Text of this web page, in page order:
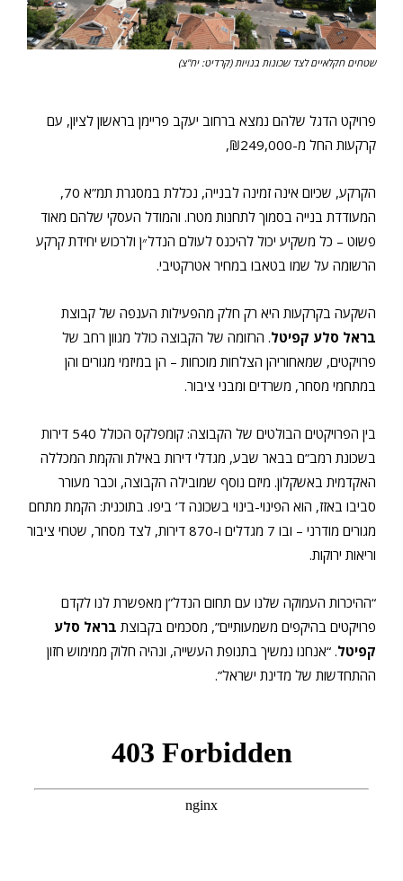
שטחים חקלאיים לצד שכונות בנויות (קרדיט: יח"צ)
פרויקט הדגל שלהם נמצא ברחוב יעקב פריימן בראשון לציון, עם
קרקעות החל מ-₪249,000,
הקרקע, שכיום אינה זמינה לבנייה, נכללת במסגרת תמ”א 70,
המעודדת בנייה בסמוך לתחנות מטרו. והמודל העסקי שלהם מאוד
פשוט – כל משקיע יכול להיכנס לעולם הנדל״ן ולרכוש יחידת קרקע
הרשומה על שמו בטאבו במחיר אטרקטיבי.
השקעה בקרקעות היא רק חלק מהפעילות הענפה של קבוצת
בראל סלע קפיטל. הרזומה של הקבוצה כולל מגוון רחב של
פרויקטים, שמאחוריהן הצלחות מוכחות – הן במיזמי מגורים והן
במתחמי מסחר, משרדים ומבני ציבור.
בין הפרויקטים הבולטים של הקבוצה: קומפלקס הכולל 540 דירות
בשכונת רמב”ם בבאר שבע, מגדלי דירות באילת והקמת המכללה
האקדמית באשקלון. מיזם נוסף שמובילה הקבוצה, וכבר מעורר
סביבו באזז, הוא הפינוי-בינוי בשכונה ד’ ביפו. בתוכנית: הקמת מתחם
מגורים מודרני – ובו 7 מגדלים ו-870 דירות, לצד מסחר, שטחי ציבור
וריאות ירוקות.
“ההיכרות העמוקה שלנו עם תחום הנדל”ן מאפשרת לנו לקדם
פרויקטים בהיקפים משמעותיים”, מסכמים בקבוצת בראל סלע
קפיטל. “אנחנו נמשיך בתנופת העשייה, ונהיה חלוק ממימוש חזון
ההתחדשות של מדינת ישראל”.